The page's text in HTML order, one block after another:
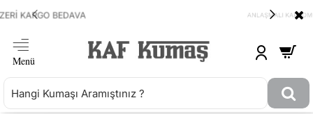
ANLAŞMALI KARGOMUZ HEPSİJET